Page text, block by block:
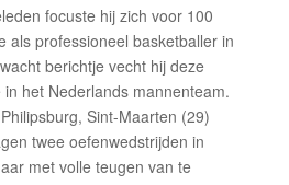
focuste hij zich voor 100
als professioneel basketballer in
berichtje vecht hij deze
het Nederlands mannenteam.
Sint-Maarten (29)
twee oefenwedstrijden in
met volle teugen van te